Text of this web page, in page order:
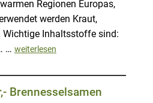
Regionen Europas,
werden Kraut,
Wichtige Inhaltsstoffe sind:
… weiterlesen
Brennesselsamen